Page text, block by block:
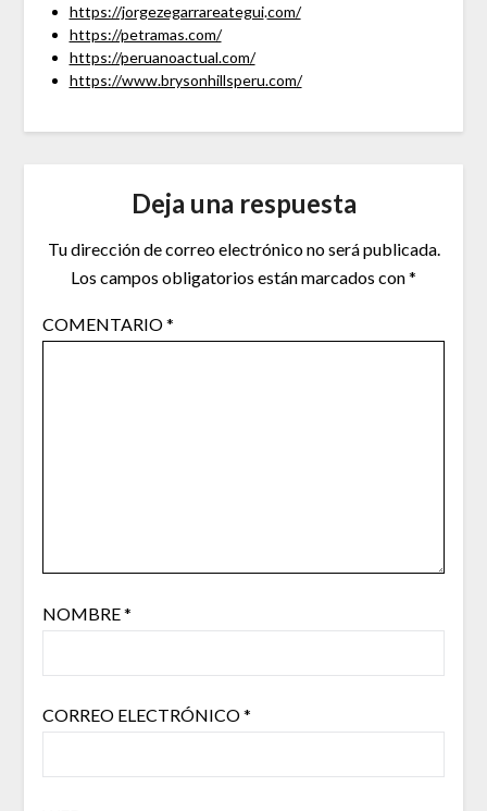
https://jorgezegarrareategui.com/
https://petramas.com/
https://peruanoactual.com/
https://www.brysonhillsperu.com/
Deja una respuesta
Tu dirección de correo electrónico no será publicada.
Los campos obligatorios están marcados con*
COMENTARIO*
NOMBRE*
CORREO ELECTRÓNICO*